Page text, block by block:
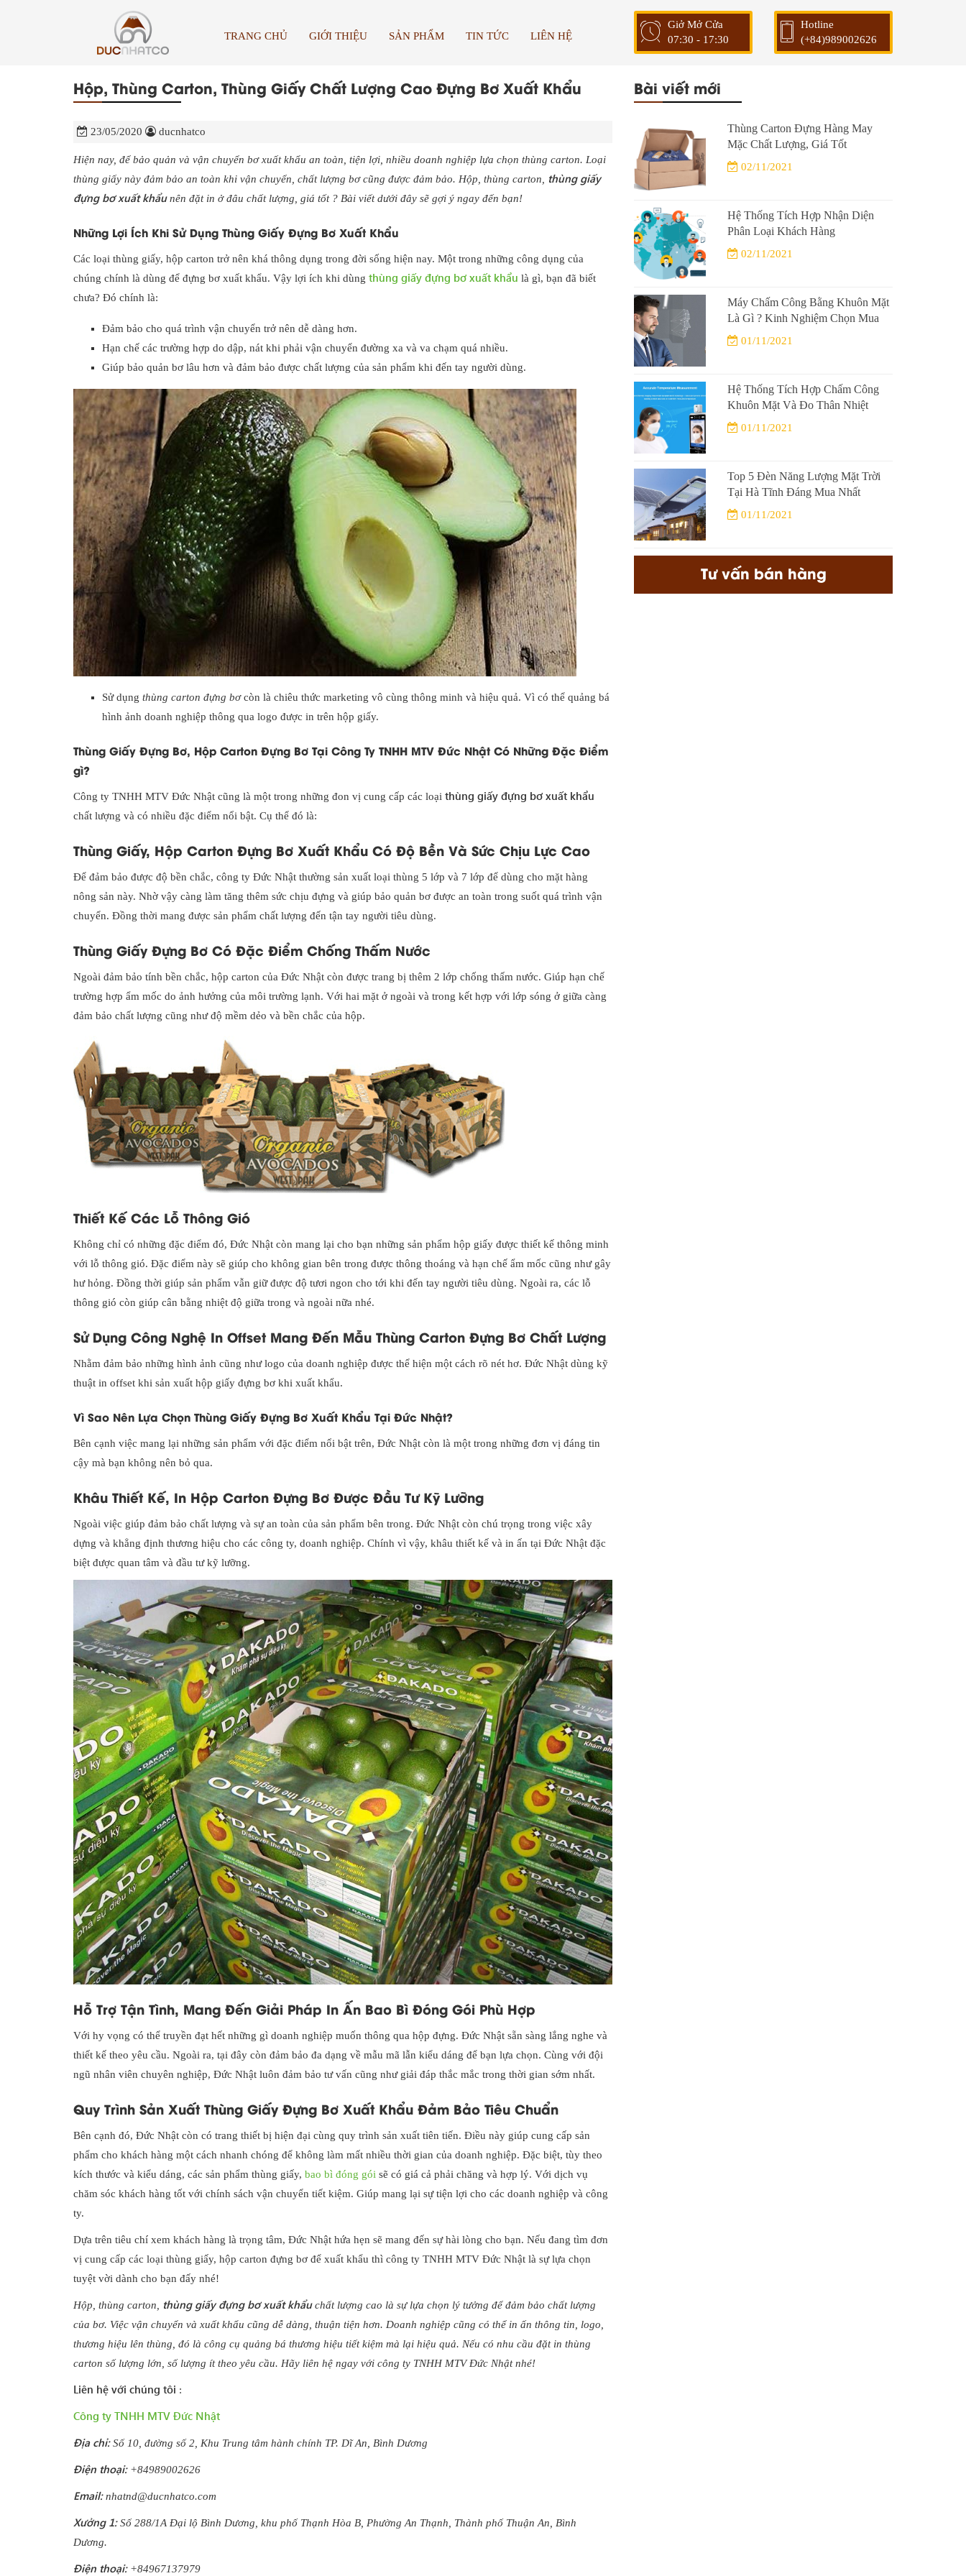
TRANG CHỦ GIỚI THIỆU SẢN PHẨM TIN TỨC LIÊN HỆ
Giở Mở Cửa
07:30 - 17:30
Hotline
(+84)989002626
Hộp, Thùng Carton, Thùng Giấy Chất Lượng Cao Đựng Bơ Xuất Khẩu
23/05/2020 ducnhatco
Hiện nay, để bảo quản và vận chuyển bơ xuất khẩu an toàn, tiện lợi, nhiều doanh nghiệp lựa chọn thùng carton. Loại
thùng giấy này đảm bảo an toàn khi vận chuyển, chất lượng bơ cũng được đảm bảo. Hộp, thùng carton,
thùng giấy
đựng bơ xuất khẩunên đặt in ở đâu chất lượng, giá tốt ? Bài viết dưới đây sẽ gợi ý ngay đến bạn!
Những Lợi Ích Khi Sử Dụng Thùng Giấy Đựng Bơ Xuất Khẩu
Các loại thùng giấy, hộp carton trở nên khá thông dụng trong đời sống hiện nay. Một trong những công dụng của
chúng chính là dùng để đựng bơ xuất khẩu. Vậy lợi ích khi dùng thùng giấy đựng bơ xuất khẩu là gì, bạn đã biết
chưa? Đó chính là:
Đảm bảo cho quá trình vận chuyển trở nên dễ dàng hơn.
Hạn chế các trường hợp do dập, nát khi phải vận chuyển đường xa và va chạm quá nhiều.
Giúp bảo quản bơ lâu hơn và đảm bảo được chất lượng của sản phẩm khi đến tay người dùng.
Sử dụng thùng carton đựng bơcòn là chiêu thức marketing vô cùng thông minh và hiệu quả. Vì có thể quảng bá
hình ảnh doanh nghiệp thông qua logo được in trên hộp giấy.
Thùng Giấy Đựng Bơ, Hộp Carton Đựng Bơ Tại Công Ty TNHH MTV Đức Nhật Có Những Đặc Điểm
gì?
Công ty TNHH MTV Đức Nhật cũng là một trong những đon vị cung cấp các loại thùng giấy đựng bơ xuất khẩu
chất lượng và có nhiều đặc điểm nổi bật. Cụ thể đó là:
Thùng Giấy, Hộp Carton Đựng Bơ Xuất Khẩu Có Độ Bền Và Sức Chịu Lực Cao
Để đảm bảo được độ bền chắc, công ty Đức Nhật thường sản xuất loại thùng 5 lớp và 7 lớp để dùng cho mặt hàng
nông sản này. Nhờ vậy càng làm tăng thêm sức chịu đựng và giúp bảo quản bơ được an toàn trong suốt quá trình vận
chuyển. Đồng thời mang được sản phẩm chất lượng đến tận tay người tiêu dùng.
Thùng Giấy Đựng Bơ Có Đặc Điểm Chống Thấm Nước
Ngoài đảm bảo tính bền chắc, hộp carton của Đức Nhật còn được trang bị thêm 2 lớp chống thấm nước. Giúp hạn chế
trường hợp ẩm mốc do ảnh hưởng của môi trường lạnh. Với hai mặt ở ngoài và trong kết hợp với lớp sóng ở giữa càng
đảm bảo chất lượng cũng như độ mềm dẻo và bền chắc của hộp.
Thiết Kế Các Lỗ Thông Gió
Không chỉ có những đặc điểm đó, Đức Nhật còn mang lại cho bạn những sản phẩm hộp giấy được thiết kế thông minh
với lỗ thông gió. Đặc điểm này sẽ giúp cho không gian bên trong được thông thoáng và hạn chế ẩm mốc cũng như gây
hư hỏng. Đồng thời giúp sản phẩm vẫn giữ được độ tươi ngon cho tới khi đến tay người tiêu dùng. Ngoài ra, các lỗ
thông gió còn giúp cân bằng nhiệt độ giữa trong và ngoài nữa nhé.
Sử Dụng Công Nghệ In Offset Mang Đến Mẫu Thùng Carton Đựng Bơ Chất Lượng
Nhằm đảm bảo những hình ảnh cũng như logo của doanh nghiệp được thể hiện một cách rõ nét hơ. Đức Nhật dùng kỹ
thuật in offset khi sản xuất hộp giấy đựng bơ khi xuất khẩu.
Vì Sao Nên Lựa Chọn Thùng Giấy Đựng Bơ Xuất Khẩu Tại Đức Nhật?
Bên cạnh việc mang lại những sản phẩm với đặc điểm nổi bật trên, Đức Nhật còn là một trong những đơn vị đáng tin
cậy mà bạn không nên bỏ qua.
Khâu Thiết Kế, In Hộp Carton Đựng Bơ Được Đầu Tư Kỹ Lưỡng
Ngoài việc giúp đảm bảo chất lượng và sự an toàn của sản phẩm bên trong. Đức Nhật còn chú trọng trong việc xây
dựng và khẳng định thương hiệu cho các công ty, doanh nghiệp. Chính vì vậy, khâu thiết kế và in ấn tại Đức Nhật đặc
biệt được quan tâm và đầu tư kỹ lưỡng.
Hỗ Trợ Tận Tình, Mang Đến Giải Pháp In Ấn Bao Bì Đóng Gói Phù Hợp
Với hy vọng có thể truyền đạt hết những gì doanh nghiệp muốn thông qua hộp đựng. Đức Nhật sẵn sàng lắng nghe và
thiết kế theo yêu cầu. Ngoài ra, tại đây còn đảm bảo đa dạng về mẫu mã lẫn kiểu dáng để bạn lựa chọn. Cùng với đội
ngũ nhân viên chuyên nghiệp, Đức Nhật luôn đảm bảo tư vấn cũng như giải đáp thắc mắc trong thời gian sớm nhất.
Quy Trình Sản Xuất Thùng Giấy Đựng Bơ Xuất Khẩu Đảm Bảo Tiêu Chuẩn
Bên cạnh đó, Đức Nhật còn có trang thiết bị hiện đại cùng quy trình sản xuất tiên tiến. Điều này giúp cung cấp sản
phẩm cho khách hàng một cách nhanh chóng để không làm mất nhiều thời gian của doanh nghiệp. Đặc biệt, tùy theo
kích thước và kiểu dáng, các sản phẩm thùng giấy, bao bì đóng gói sẽ có giá cả phải chăng và hợp lý. Với dịch vụ
chăm sóc khách hàng tốt với chính sách vận chuyển tiết kiệm. Giúp mang lại sự tiện lợi cho các doanh nghiệp và công
ty.
Dựa trên tiêu chí xem khách hàng là trọng tâm, Đức Nhật hứa hẹn sẽ mang đến sự hài lòng cho bạn. Nếu đang tìm đơn
vị cung cấp các loại thùng giấy, hộp carton đựng bơ để xuất khẩu thì công ty TNHH MTV Đức Nhật là sự lựa chọn
tuyệt vời dành cho bạn đấy nhé!
Hộp, thùng carton, thùng giấy đựng bơ xuất khẩuchất lượng cao là sự lựa chọn lý tưởng để đảm bảo chất lượng
của bơ. Việc vận chuyển và xuất khẩu cũng dễ dàng, thuận tiện hơn. Doanh nghiệp cũng có thể in ấn thông tin, logo,
thương hiệu lên thùng, đó là công cụ quảng bá thương hiệu tiết kiệm mà lại hiệu quả. Nếu có nhu cầu đặt in thùng
carton số lượng lớn, số lượng ít theo yêu cầu. Hãy liên hệ ngay với công ty TNHH MTV Đức Nhật nhé!
Liên hệ với chúng tôi :
Công ty TNHH MTV Đức Nhật
Địa chỉ:Số 10, đường số 2, Khu Trung tâm hành chính TP. Dĩ An, Bình Dương
Điện thoại:+84989002626
Email:nhatnd@ducnhatco.com
Xưởng 1:Số 288/1A Đại lộ Bình Dương, khu phố Thạnh Hòa B, Phường An Thạnh, Thành phố Thuận An, Bình
Dương.
Điện thoại: +84967137979
Bài viết mới
Thùng Carton Đựng Hàng May
Mặc Chất Lượng, Giá Tốt
02/11/2021
Hệ Thống Tích Hợp Nhận Diện
Phân Loại Khách Hàng
02/11/2021
Máy Chấm Công Bằng Khuôn Mặt
Là Gì ? Kinh Nghiệm Chọn Mua
01/11/2021
Hệ Thống Tích Hợp Chấm Công
Khuôn Mặt Và Đo Thân Nhiệt
01/11/2021
Top 5 Đèn Năng Lượng Mặt Trời
Tại Hà Tĩnh Đáng Mua Nhất
01/11/2021
Tư vấn bán hàng